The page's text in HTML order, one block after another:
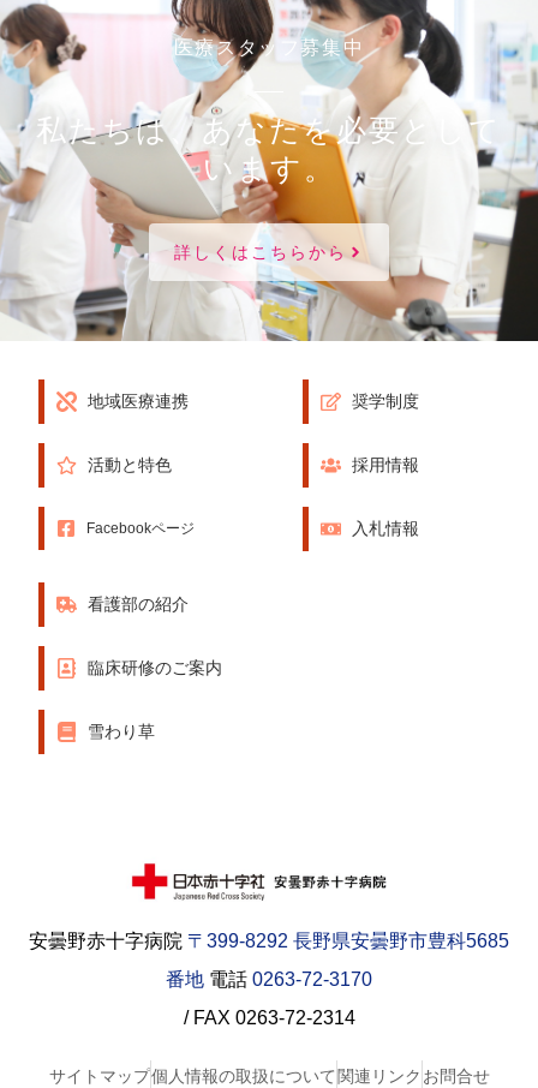
医療スタッフ募集中
私たちは、あなたを必要として
います。
詳しくはこちらから
地域医療連携
活動と特色
Facebookページ
奨学制度
採用情報
入札情報
看護部の紹介
臨床研修のご案内
雪わり草
安曇野赤十字病院 〒399-8292 長野県安曇野市豊科5685
番地 電話 0263-72-3170
/ FAX 0263-72-2314
サイトマップ個人情報の取扱について 関連リンク お問合せ